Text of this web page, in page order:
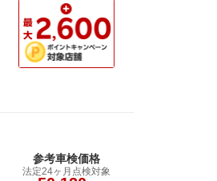
参考車検価格
法定24ヶ月点検対象